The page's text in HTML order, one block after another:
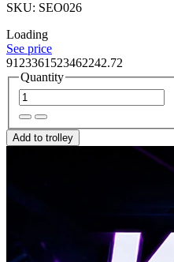
SKU: SEO026
Loading
See price
9123361523462242.72
Quantity
Add to trolley